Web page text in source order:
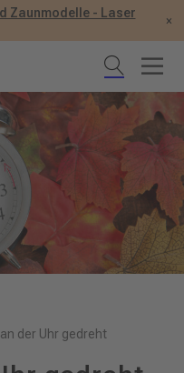
Zaunmodelle - Laser
×
der Uhr gedreht